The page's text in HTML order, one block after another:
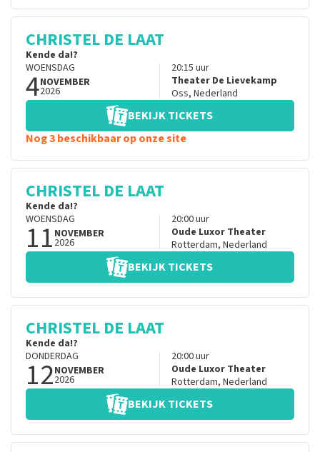
CHRISTEL DE LAAT
Kende da!?
WOENSDAG
4NOVEMBER
2026
20:15 uur
Theater De Lievekamp
Oss, Nederland
BEKIJK TICKETS
Nog 3 beschikbaar op onze site
CHRISTEL DE LAAT
Kende da!?
WOENSDAG
11 NOVEMBER
2026
20:00uur
Oude Luxor Theater
Rotterdam, Nederland
BEKIJK TICKETS
CHRISTEL DE LAAT
Kende da!?
DONDERDAG
12NOVEMBER
2026
20:00uur
Oude Luxor Theater
Rotterdam, Nederland
BEKIJK TICKETS